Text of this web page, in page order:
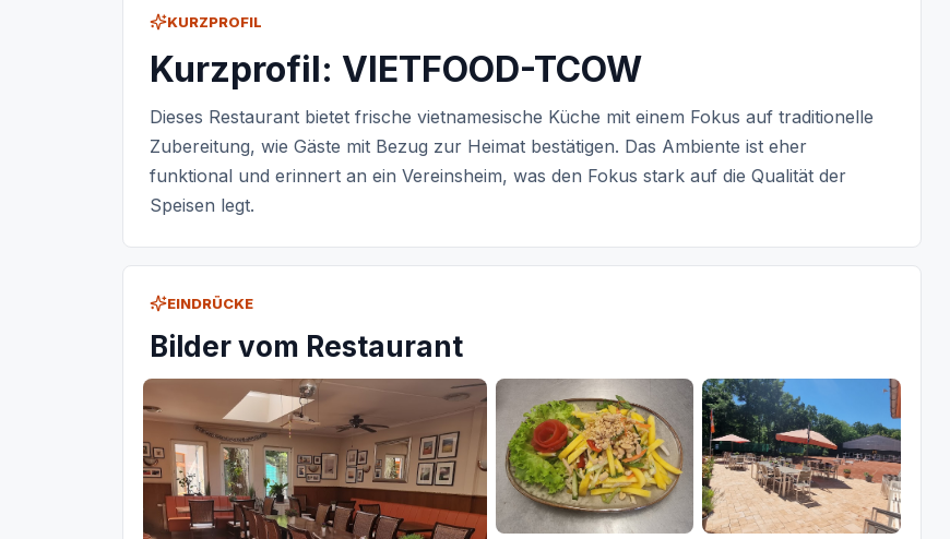
KURZPROFIL
Kurzprofil: VIETFOOD-TCOW
Dieses Restaurant bietet frische vietnamesische Küche mit einem Fokus auf traditionelle
Zubereitung, wie Gäste mit Bezug zur Heimat bestätigen. Das Ambiente ist eher
funktional und erinnert an ein Vereinsheim, was den Fokus stark auf die Qualität der
Speisen legt.
EINDRÜCKE
Bilder vom Restaurant